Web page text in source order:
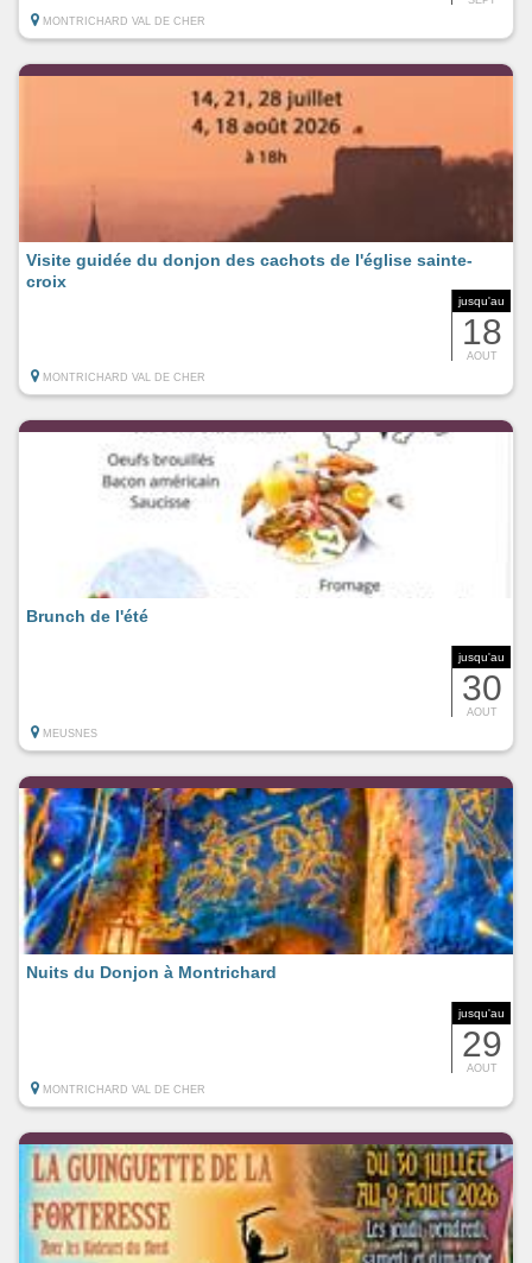
MONTRICHARD VAL DE CHER
jusqu'au
18
AOUT
Visite guidée du donjon des cachots de l'église sainte-
croix
MONTRICHARD VAL DE CHER
jusqu'au
30
AOUT
Brunch de l'été
MEUSNES
jusqu'au
29
AOUT
Nuits du Donjon à Montrichard
MONTRICHARD VAL DE CHER